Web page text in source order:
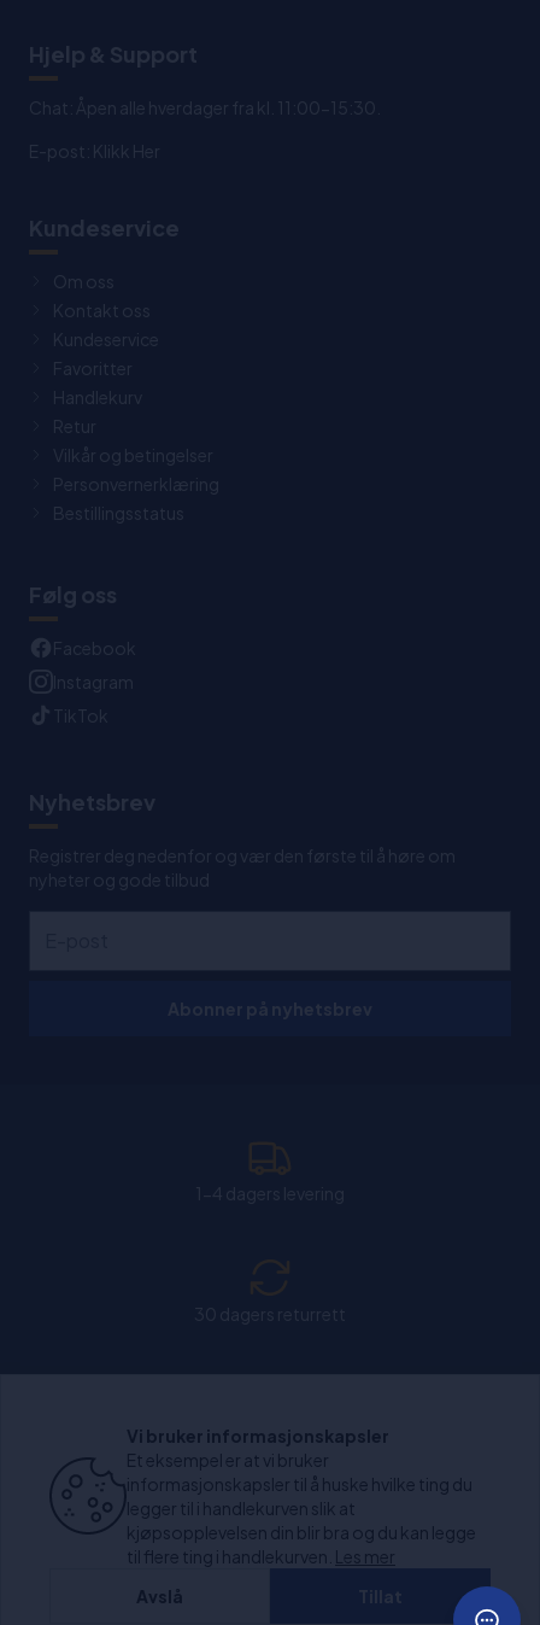
Hjelp & Support
Chat: Åpen alle hverdager fra kl. 11:00-15:30.
E-post: Klikk Her
Kundeservice
Om oss
Kontakt oss
Kundeservice
Favoritter
Handlekurv
Retur
Vilkår og betingelser
Personvernerklæring
Bestillingsstatus
Følg oss
Facebook
Instagram
TikTok
Nyhetsbrev
Registrer deg nedenfor og vær den første til å høre om
nyheter og gode tilbud
Chat: Åpen alle hverdager fra kl. 11:00-15:30.
+1000 anmeldelser
Vi bruker informasjonskapsler
Et eksempel er at vi bruker
informasjonskapsler til å huske hvilke ting du
legger til i handlekurven slik at
kjøpsopplevelsen din blir bra og du kan legge
til flere ting i handlekurven. Les mer
Avslå